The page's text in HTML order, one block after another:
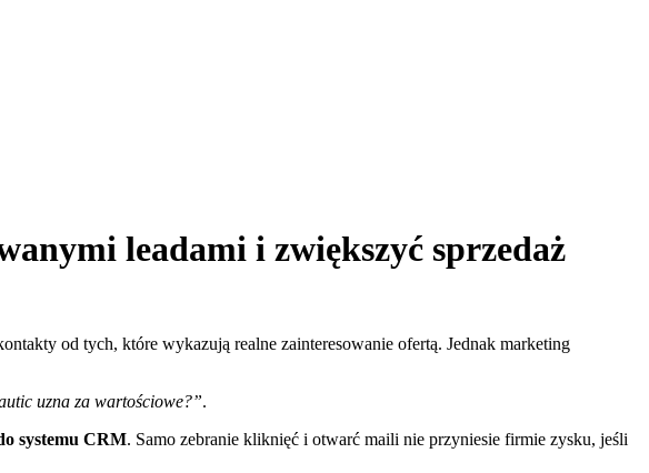
leadami i zwiększyć sprzedaż
od tych, które wykazują realne zainteresowanie ofertą. Jednak marketing
uzna za wartościowe?”.
systemu CRM. Samo zebranie kliknięć i otwarć maili nie przyniesie firmie zysku, jeśli